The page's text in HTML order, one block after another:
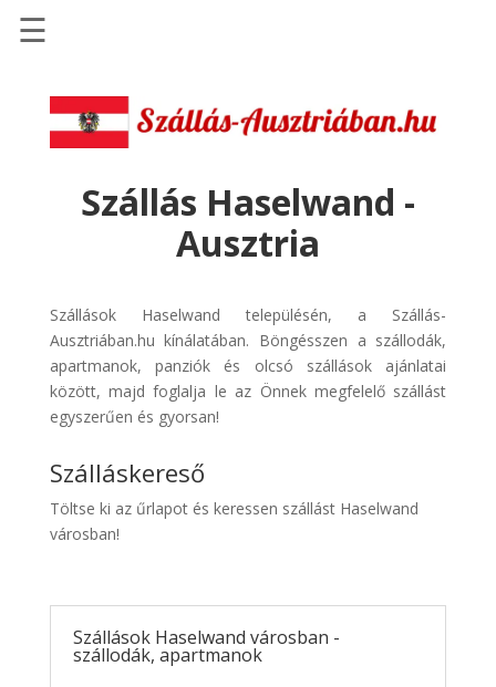
Szállások
Szállásinfo.eu
Repülőjegy
pénzvisszatérítéssel
Discover
Cars
Transzfer
Kiwi
Taxi
☰
Szállás Haselwand -
Ausztria
Szállások Haselwand településén, a Szállás-
Ausztriában.hu kínálatában. Böngésszen a szállodák,
apartmanok, panziók és olcsó szállások ajánlatai
között, majd foglalja le az Önnek megfelelő szállást
egyszerűen és gyorsan!
Szálláskereső
Töltse ki az űrlapot és keressen szállást Haselwand
városban!
Szállások Haselwand városban -
szállodák, apartmanok